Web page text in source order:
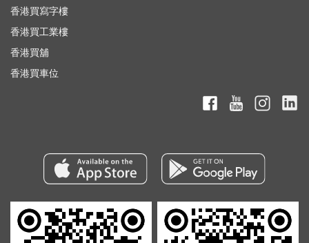
香港買寫字樓
香港買工業樓
香港買舖
香港買車位